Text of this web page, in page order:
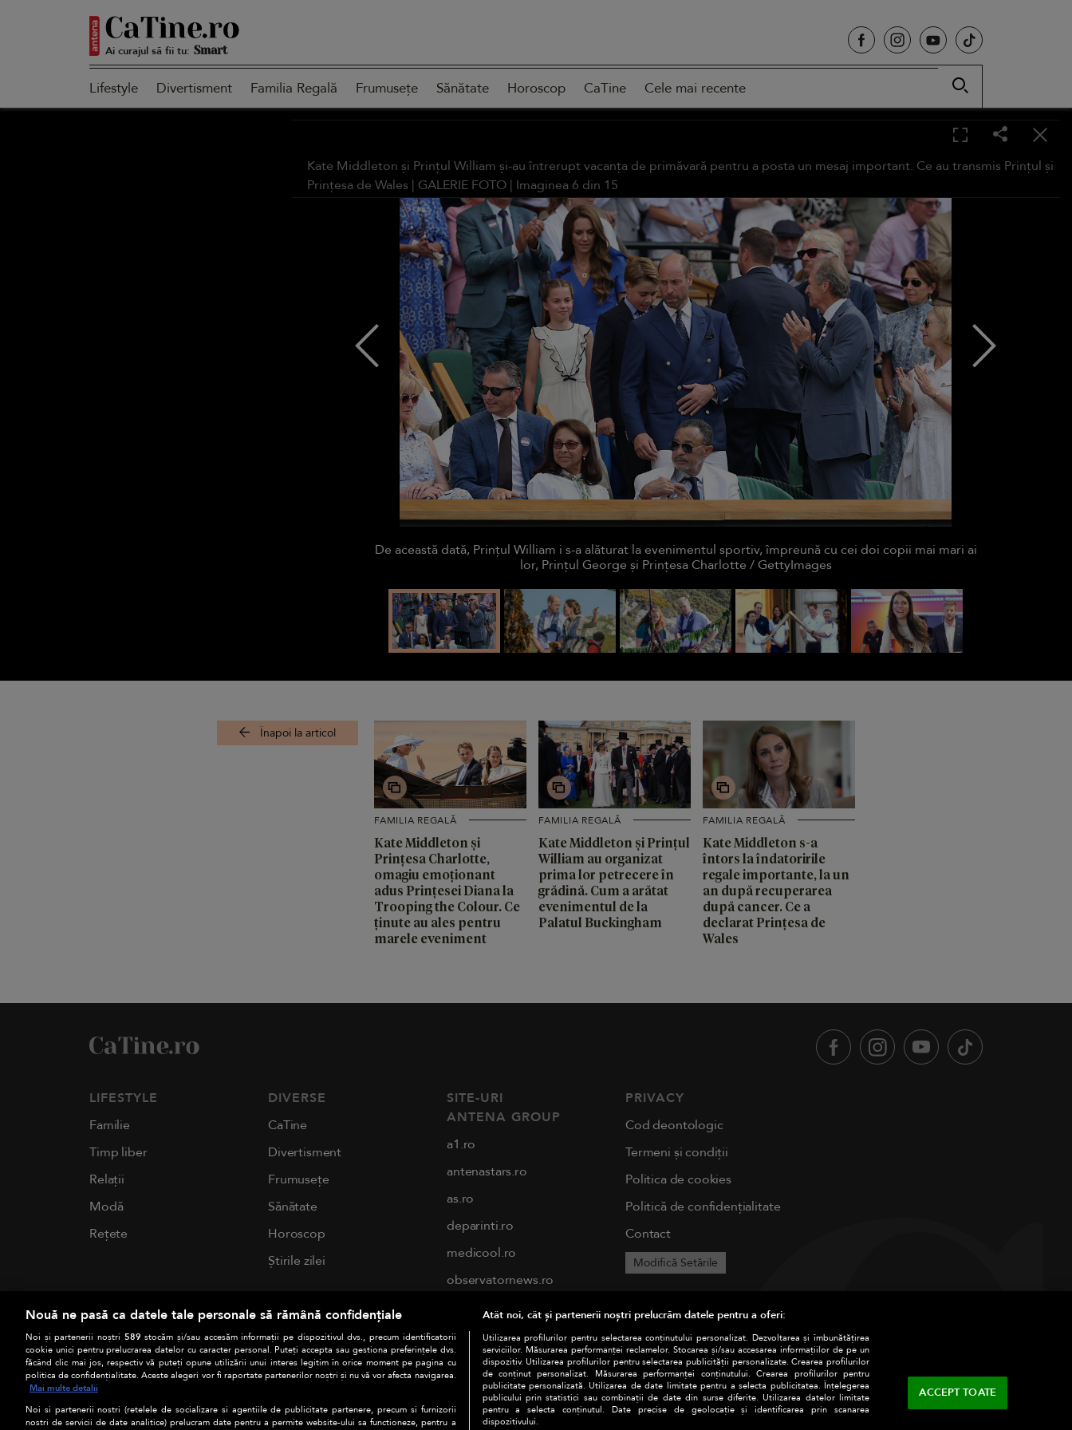
Ai curajul să fii tu:
Smart
Lifestyle Divertisment Familia Regală Frumusețe Sănătate Horoscop CaTine Cele mai recente
Kate Middleton și Prințul William și-au întrerupt vacanța de primăvară pentru a posta un mesaj important. Ce au transmis Prințul și
Prințesa de Wales | GALERIE FOTO | Imaginea 6 din 15
De această dată, Prințul William i s-a alăturat la evenimentul sportiv, împreună cu cei doi copii mai mari ai
lor, Prințul George și Prințesa Charlotte / GettyImages
Înapoi la articol
FAMILIA REGALĂ
Kate Middleton și
Prințesa Charlotte,
omagiu emoționant
adus Prințesei Diana la
Trooping the Colour. Ce
ținute au ales pentru
marele eveniment
FAMILIA REGALĂ
Kate Middleton și Prințul
William au organizat
prima lor petrecere în
grădină. Cum a arătat
evenimentul de la
Palatul Buckingham
FAMILIA REGALĂ
Kate Middleton s-a
întors la îndatoririle
regale importante, la un
an după recuperarea
după cancer. Ce a
declarat Prințesa de
Wales
LIFESTYLE
Familie
Timp liber
Relații
Modă
Rețete
DIVERSE
CaTine
Divertisment
Frumusețe
Sănătate
Horoscop
Știrile zilei
SITE-URI
ANTENA GROUP
a1.ro
antenastars.ro
as.ro
deparinti.ro
medicool.ro
observatornews.ro
spynews.ro
tvhappy.ro
useit.ro
chefi.ro
zutv.ro
PRIVACY
Cod deontologic
Termeni și condiții
Politica de cookies
Politică de confidențialitate
Contact
Modifică Setările
Nouă ne pasă ca datele tale personale să rămână confidențiale
Noi și partenerii noștri 589 stocăm și/sau accesăm informații pe dispozitivul dvs., precum identificatorii
cookie unici pentru prelucrarea datelor cu caracter personal. Puteți accepta sau gestiona preferințele dvs.
făcând clic mai jos, respectiv vă puteți opune utilizării unui interes legitim în orice moment pe pagina cu
politica de confidențialitate. Aceste alegeri vor fi raportate partenerilor noștri și nu vă vor afecta navigarea.
Mai multe detalii
Noi si partenerii nostri (retelele de socializare si agentiile de publicitate partenere, precum si furnizorii
nostri de servicii de date analitice) prelucram date pentru a permite website-ului sa functioneze, pentru a
Atât noi, cât și partenerii noștri prelucrăm datele pentru a oferi:
Utilizarea profilurilor pentru selectarea conținutului personalizat. Dezvoltarea și îmbunătățirea
serviciilor. Măsurarea performanței reclamelor. Stocarea și/sau accesarea informațiilor de pe un
dispozitiv. Utilizarea profilurilor pentru selectarea publicității personalizate. Crearea profilurilor
de conținut personalizat. Măsurarea performanței conținutului. Crearea profilurilor pentru
publicitate personalizată. Utilizarea de date limitate pentru a selecta publicitatea. Înțelegerea
publicului prin statistici sau combinații de date din surse diferite. Utilizarea datelor limitate
pentru a selecta conținutul. Date precise de geolocație și identificarea prin scanarea
dispozitivului.
ACCEPT TOATE